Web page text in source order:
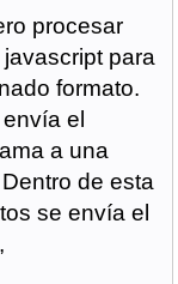
procesar
para
formato.
el
a una
de esta
se envía el